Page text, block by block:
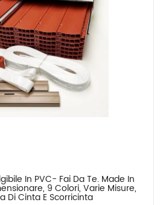
In PVC- Fai Da Te. Made In
9 Colori, Varie Misure,
Di Cinta E Scorricinta